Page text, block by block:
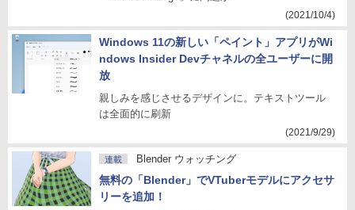
(2021/10/4)
Windows 11の新しい「ペイント」アプリがWi
ndows Insider Devチャネルの全ユーザーに開
放
親しみを感じさせるデザインに。テキストツール
は全面的に刷新
(2021/9/29)
連載 Blender ウォッチング
無料の「Blender」でVTuberモデルにアクセサ
リーを追加！